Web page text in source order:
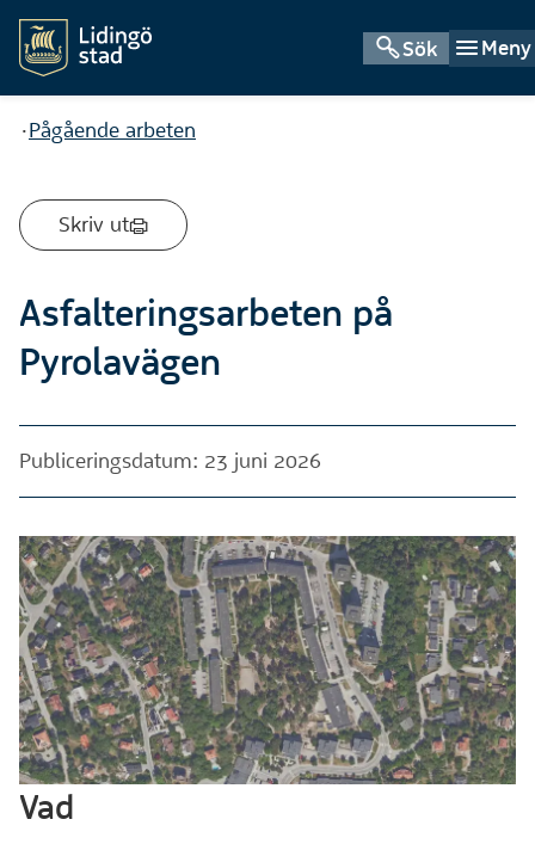
Sök Meny
Du är här:
Pågående arbeten
Skriv ut
Asfalteringsarbeten på
Pyrolavägen
Publiceringsdatum: 23 juni 2026
Vad